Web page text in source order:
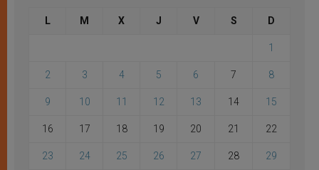
L M X J V S D
1
2 3 4 5 6 7 8
9 10 11 12 13 14 15
16 17 18 19 20 21 22
23 24 25 26 27 28 29